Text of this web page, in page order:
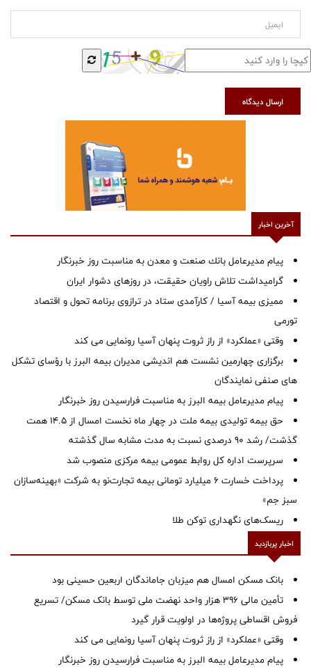
ارسال دیدگاه
آخرین اخبار
پیام مدیرعامل بانك صنعت و معدن به مناسبت روز خبرنگار
گرامیداشت تلاش راویان حقیقت، در روزهای دشوار ایران
ممیزی بیمه آسیا / کارآمدی ستاد در ترازوی برنامه تحول و اقتصاد
تورمی
وقتی «عملکرد» از راز ثروت پنهان آسیا رونمایی می کند
برگزاری چهارمین نشست هم اندیشی مدیران بیمه البرز با رؤسای تشکل
های صنفی نمایندگان
پیام مدیرعامل بیمه البرز به مناسبت فرارسیدن روز خبرنگار
حق بیمه تولیدی بیمه ملت در چهار ماه نخست امسال از 14.5 همت
گذشت/ رشد 90 درصدی نسبت به مدت مشابه سال گذشته
سرپرست اداره كل روابط عمومی بیمه مركزی منصوب شد
پرداخت خسارت ۶ میلیارد تومانی بیمه تجارت‌نو به شرکت «بهینه‌سازان
سبز جم»
ریسک‌های نگهداری توکن طلا
اخبار پربازدید
بانک مسکن امسال هم میزبان جاماندگان اربعین حسینی بود
تأمین مالی ۳۹۶ هزار واحد نهضت ملی توسط بانک مسکن/ تسریع
فروش اقساطی پروژه‌ها در اولویت قرار گیرد
وقتی «عملکرد» از راز ثروت پنهان آسیا رونمایی می کند
پیام مدیرعامل بیمه البرز به مناسبت فرارسیدن روز خبرنگار